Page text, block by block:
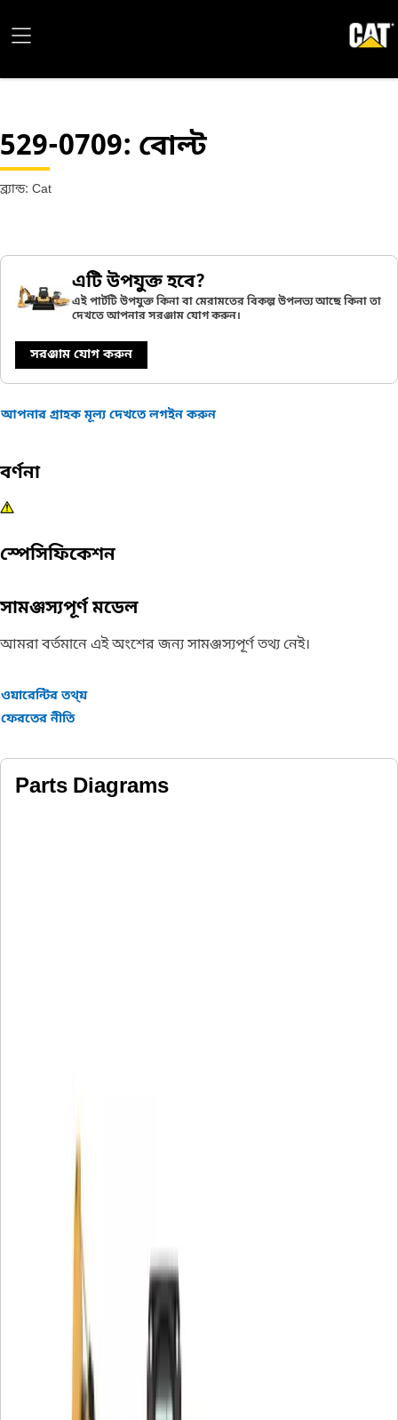
529-0709: বোল্ট
ব্র্যান্ড: Cat
এটি উপযুক্ত হবে?
এই পার্টটি উপযুক্ত কিনা বা মেরামতের বিকল্প উপলভ্য আছে কিনা তা
দেখতে আপনার সরঞ্জাম যোগ করুন।
সরঞ্জাম যোগ করুন
আপনার গ্রাহক মূল্য দেখতে লগইন করুন
বর্ণনা
স্পেসিফিকেশন
সামঞ্জস্যপূর্ণ মডেল
আমরা বর্তমানে এই অংশের জন্য সামঞ্জস্যপূর্ণ তথ্য নেই।
ওয়ারেন্টির তথ্য়
ফেরতের নীতি
Parts Diagrams